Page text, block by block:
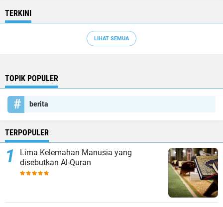
TERKINI
LIHAT SEMUA
TOPIK POPULER
berita
TERPOPULER
Lima Kelemahan Manusia yang
disebutkan Al-Quran